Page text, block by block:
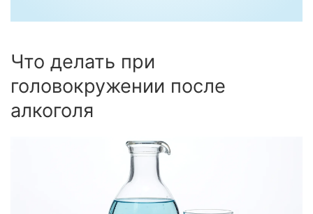
Что делать при
головокружении после
алкоголя